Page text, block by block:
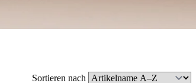
Sortieren nach